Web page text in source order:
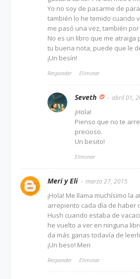
Yo no soy de pasarme de
también lo he temido cuando
me pasó una vez, también
No es un libro que me atraiga
tu buena nota, puede que le
¡Un besín!
Responder Eliminar
Seveth abril 01,
¡Hola!
Pienso que no te
precioso.
Un besito!
Eliminar
Meri y Eli marzo 27, 2015
¡Hola! Me llama muchísimo la
arrepiento cada día de haber
Hush cuando estaba de
he vuelto a ver en ninguna
da más ganas todavía de
¡Un beso! Meri
Responder Eliminar